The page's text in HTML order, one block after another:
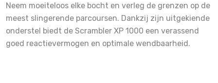
Neem moeiteloos elke bocht en verleg de grenzen op de
meest slingerende parcoursen. Dankzij zijn uitgekiende
onderstel biedt de Scrambler XP 1000 een verassend
goed reactievermogen en optimale wendbaarheid.